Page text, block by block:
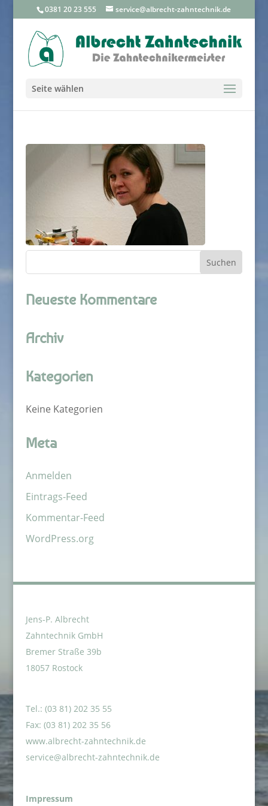
0381 20 23 555 service@albrecht-zahntechnik.de
Seite wählen
Neueste Kommentare
Archiv
Kategorien
Keine Kategorien
Meta
Anmelden
Eintrags-Feed
Kommentar-Feed
WordPress.org
Jens-P. Albrecht
Zahntechnik GmbH
Bremer Straße 39b
18057 Rostock
Tel.: (03 81) 202 35 55
Fax: (03 81) 202 35 56
www.albrecht-zahntechnik.de
service@albrecht-zahntechnik.de
Impressum